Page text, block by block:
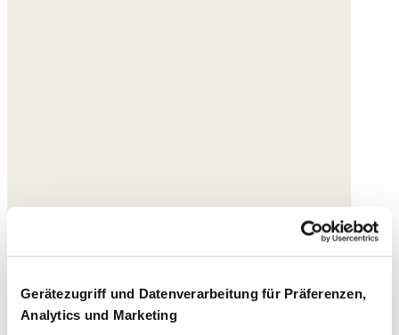
Gerätezugriff und Datenverarbeitung für Präferenzen,
Analytics und Marketing